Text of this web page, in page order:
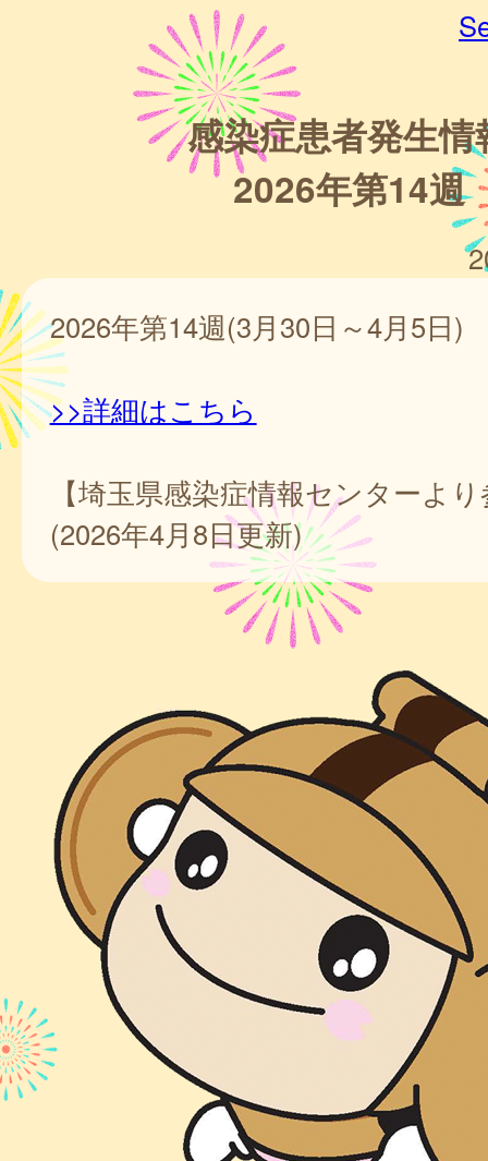
感染症患者発生情
2026年第14週
2026年第14週(3月30日～4月5日)
>>詳細はこちら
【埼玉県感染症情報センターよ
(2026年4月8日更新)